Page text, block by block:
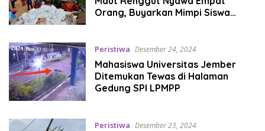
Orang, Buyarkan Mimpi Siswa
Peristiwa Desember 24, 2024
Mahasiswa Universitas Jember
Ditemukan Tewas di Halaman
Gedung SPI LPMPP
Peristiwa Desember 23, 2024